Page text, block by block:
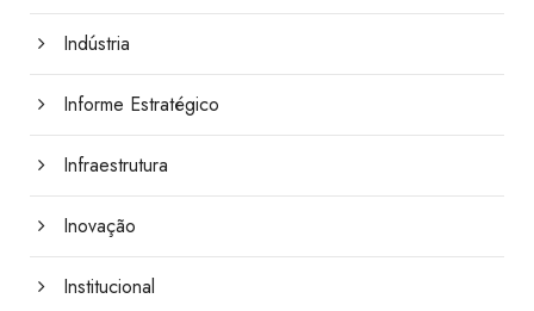
Indústria
Informe Estratégico
Infraestrutura
Inovação
Institucional